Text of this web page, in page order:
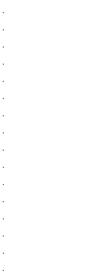
·
·
·
·
·
·
·
·
·
·
·
·
·
·
·
·